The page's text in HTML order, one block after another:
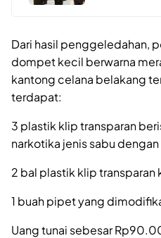
Dari hasil penggeledahan,
dompet kecil berwarna
kantong celana belakang
terdapat:
3 plastik klip transparan
narkotika jenis sabu
2 bal plastik klip transparan
1 buah pipet yang
Uang tunai sebesar